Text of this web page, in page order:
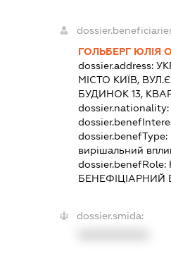
ГОЛЬБЕРГ ЮЛІЯ
dossier.address:
МІСТО КИЇВ,
БУДИНОК 13,
dossier.nationality:
dossier.benefType:
вирішальний
dossier.benefRole:
БЕНЕФІЦІАРНИЙ
dossier.smida: